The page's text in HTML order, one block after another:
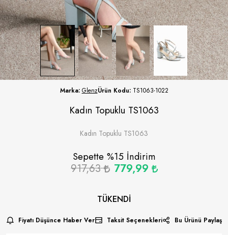
Marka: GlenzÜrün Kodu: TS1063-1022
Kadın Topuklu TS1063
Kadın Topuklu TS1063
Sepette %15İndirim
917,63 779,99
TÜKENDI
Fiyatı Düşünce Haber Ver Taksit Seçenekleri Bu Ürünü Paylaş